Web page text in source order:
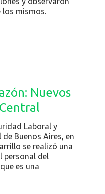
los mismos.
Nuevos
Laboral y
Buenos Aires, en
se realizó una
personal del
es una